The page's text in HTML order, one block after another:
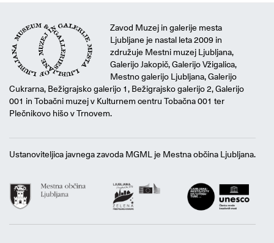
Zavod Muzej in galerije mesta
Ljubljane je nastal leta 2009 in
združuje Mestni muzej Ljubljana,
Galerijo Jakopič, Galerijo Vžigalica,
Mestno galerijo Ljubljana, Galerijo
Cukrarna, Bežigrajsko galerijo 1, Bežigrajsko galerijo 2, Galerijo
001 in Tobačni muzej v Kulturnem centru Tobačna 001 ter
Plečnikovo hišo v Trnovem.
Ustanoviteljica javnega zavoda MGML je Mestna občina Ljubljana.